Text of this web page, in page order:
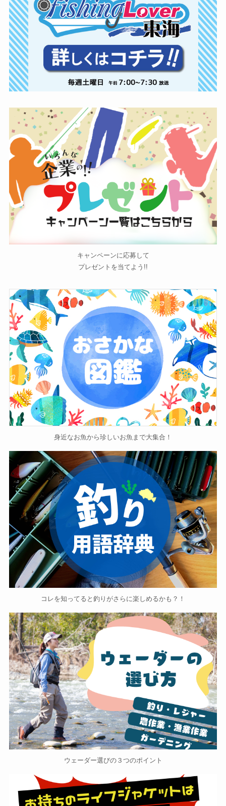
キャンペーンに応募して
プレゼントを当てよう!!
身近なお魚から珍しいお魚まで大集合！
コレを知ってると釣りがさらに楽しめるかも？！
ウェーダー選びの３つのポイント